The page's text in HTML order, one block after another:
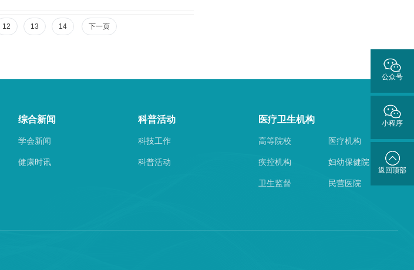
12 13 14 下一页
综合新闻
学会新闻
健康时讯
科普活动
科技工作
科普活动
医疗卫生机构
高等院校 医疗机构
疾控机构 妇幼保健院
卫生监督 民营医院
公众号
小程序
返回顶部